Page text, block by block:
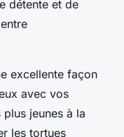
détente et de
excellente façon
avec vos
jeunes à la
les tortues